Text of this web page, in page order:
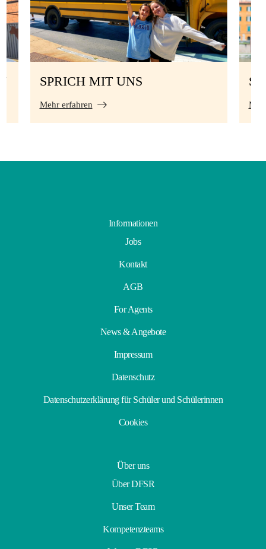
SPRICH MIT UNS
Mehr erfahren
Informationen
Jobs
Kontakt
AGB
For Agents
News & Angebote
Impressum
Datenschutz
Datenschutzerklärung für Schüler und Schülerinnen
Cookies
Über uns
Über DFSR
Unser Team
Kompetenzteams